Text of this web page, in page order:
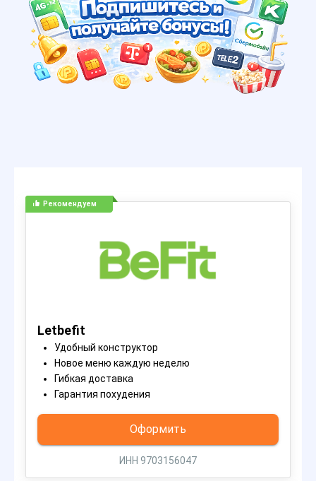
Рекомендуем
Letbefit
Удобный конструктор
Новое меню каждую неделю
Гибкая доставка
Гарантия похудения
Оформить
ИНН 9703156047